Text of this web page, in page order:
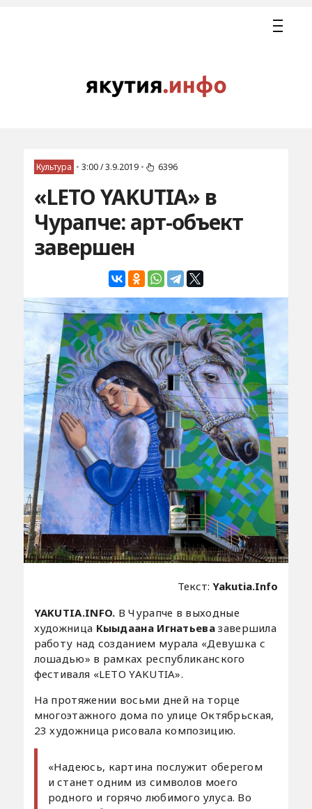
Культура • 3:00 / 3.9.2019 • 6396
«LETO YAKUTIA» в
Чурапче: арт-объект
завершен
Текст:Yakutia.Info
YAKUTIA.INFO. В Чурапче в выходные
художница Кыыдаана Игнатьева завершила
работу над созданием мурала «Девушка с
лошадью» в рамках республиканского
фестиваля «LETO YAKUTIA».
На протяжении восьми дней на торце
многоэтажного дома по улице Октябрьская,
23 художница рисовала композицию.
«Надеюсь, картина послужит оберегом
и станет одним из символов моего
родного и горячо любимого улуса. Во